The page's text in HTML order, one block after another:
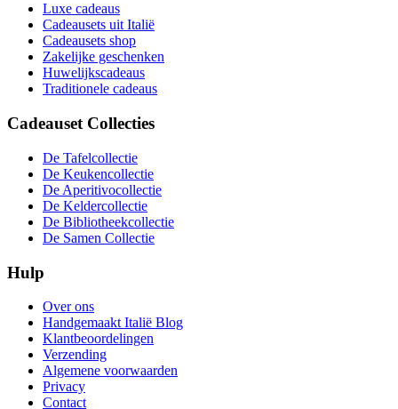
Luxe cadeaus
Cadeausets uit Italië
Cadeausets shop
Zakelijke geschenken
Huwelijkscadeaus
Traditionele cadeaus
Cadeauset Collecties
De Tafelcollectie
De Keukencollectie
De Aperitivocollectie
De Keldercollectie
De Bibliotheekcollectie
De Samen Collectie
Hulp
Over ons
Handgemaakt Italië Blog
Klantbeoordelingen
Verzending
Algemene voorwaarden
Privacy
Contact